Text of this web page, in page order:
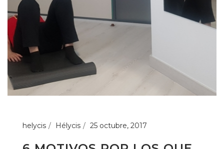
helycis Hélycis 25 octubre, 2017